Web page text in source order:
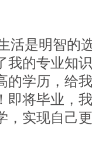
活是明智的
我的专业知
的学历，给
即将毕业，
，实现自己